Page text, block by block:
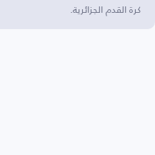
كرة القدم الجزائرية.